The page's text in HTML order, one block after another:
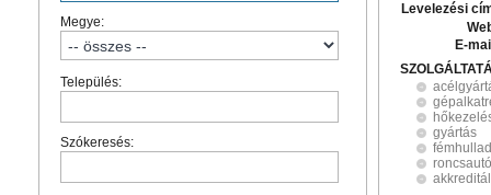
Megye:
Település:
Szókeresés:
Levelezési
E-
gyártás